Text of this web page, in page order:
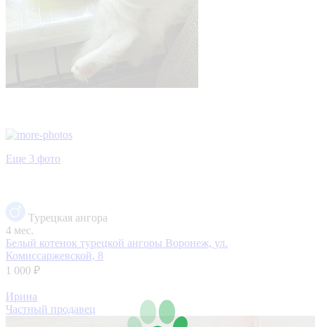
Еще 3 фото
Турецкая ангора
4 мес.
Белый котенок турецкой ангоры Воронеж, ул.
Комиссаржевской, 8
1 000 ₽
Ирина
Частный продавец